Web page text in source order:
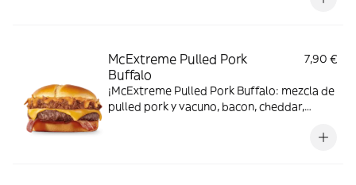
McExtreme Pulled Pork
Buffalo
7,90 €
¡McExtreme Pulled Pork Buffalo: mezcla de
pulled pork y vacuno, bacon, cheddar,